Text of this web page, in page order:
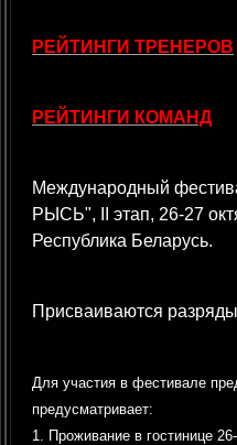
РЕЙТИНГИ ТРЕНЕРОВ
РЕЙТИНГИ КОМАНД
Международный
РЫСЬ", II этап, 26-27
Республика Беларусь.
Присваиваются
Для участия в фестивале
предусматривает:
1. Проживание в гостинице